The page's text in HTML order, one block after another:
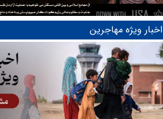
اخبار ویژه مهاجرین